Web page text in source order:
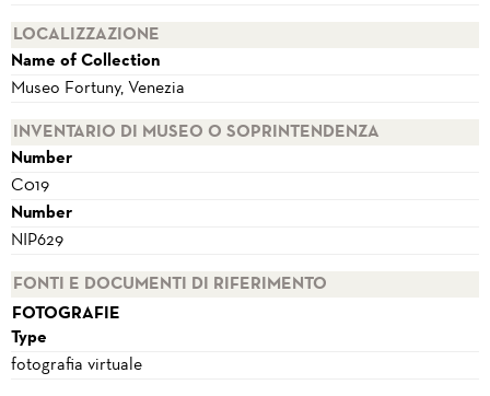
LOCALIZZAZIONE
Name of Collection
Museo Fortuny, Venezia
INVENTARIO DI MUSEO O SOPRINTENDENZA
Number
C019
Number
NIP629
FONTI E DOCUMENTI DI RIFERIMENTO
FOTOGRAFIE
Type
fotografia virtuale